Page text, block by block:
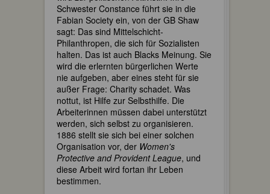
Schwester Constance führt sie in die
Fabian Society ein, von der GB Shaw
sagt: Das sind Mittelschicht-
Philanthropen, die sich für Sozialisten
halten. Das ist auch Blacks Meinung. Sie
wird die erlernten bürgerlichen Werte
nie aufgeben, aber eines steht für sie
außer Frage: Charity schadet. Was
nottut, ist Hilfe zur Selbsthilfe. Die
Arbeiterinnen müssen dabei unterstützt
werden, sich selbst zu organisieren.
1886 stellt sie sich bei einer solchen
Organisation vor, der Women's
Protective and Provident League, und
diese Arbeit wird fortan ihr Leben
bestimmen.